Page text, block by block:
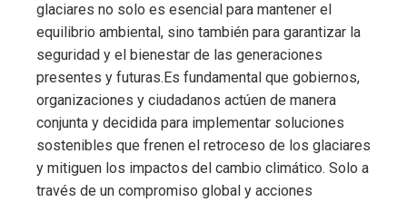
glaciares no solo es esencial para mantener el
equilibrio ambiental, sino también para garantizar la
seguridad y el bienestar de las generaciones
presentes y futuras.Es fundamental que gobiernos,
organizaciones y ciudadanos actúen de manera
conjunta y decidida para implementar soluciones
sostenibles que frenen el retroceso de los glaciares
y mitiguen los impactos del cambio climático. Solo a
través de un compromiso global y acciones